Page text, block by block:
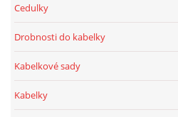
Cedulky
Drobnosti do kabelky
Kabelkové sady
Kabelky